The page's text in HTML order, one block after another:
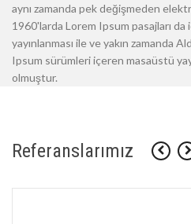
aynı zamanda pek değişmeden
1960'larda Lorem Ipsum pasajları da
yayınlanması ile ve yakın zamanda
Ipsum sürümleri içeren masaüstü
olmuştur.
Referanslarımız